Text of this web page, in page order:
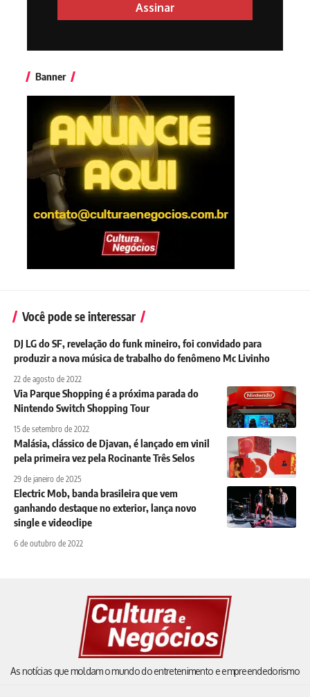
Banner
Você pode se interessar
DJ LG do SF, revelação do funk mineiro, foi convidado para
produzir a nova música de trabalho do fenômeno Mc Livinho
22 de agosto de 2022
Via Parque Shopping é a próxima parada do
Nintendo Switch Shopping Tour
15 de setembro de 2022
Malásia, clássico de Djavan, é lançado em vinil
pela primeira vez pela Rocinante Três Selos
29 de janeiro de 2025
Electric Mob, banda brasileira que vem
ganhando destaque no exterior, lança novo
single e videoclipe
6 de outubro de 2022
As notícias que moldam o mundo do entretenimento e empreendedorismo